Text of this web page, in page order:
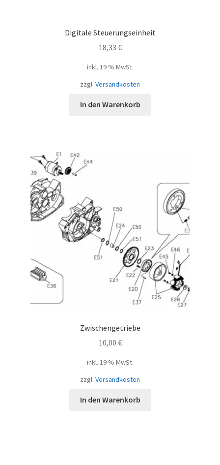
Digitale Steuerungseinheit
18,33 €
inkl. 19 % MwSt.
zzgl. Versandkosten
In den Warenkorb
Zwischengetriebe
10,00 €
inkl. 19 % MwSt.
zzgl. Versandkosten
In den Warenkorb